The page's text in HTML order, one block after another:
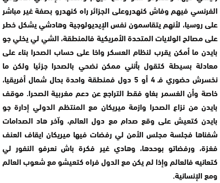
الفرنسي فيهم وفاش كنهدروعلى الجزائر راه كنهدرو بصفة غير مباشر
على روسيا، لأنهم يتقاسمون نفس الإيديولوجية وهادشي يشكل خطر
على مصالح الولايات المتحدة الأمريكية فالمنطقة، الشي لي يخلي جو
بايدن ما أمكن يقرب لنظام العسكر واخا على حساب الصحرا بناء على
معادلة بسيطة كتقول بأنني ممكن نضحي بالصحرا جزئيا ولكن ما
نخسرش حضوري فـ 4 أو 5 دول فمنطقة واحدة بحال شمال أفريقيا،
خاصة وأن الغسمر بغاو فقط التراجع عن دعم مغربية الصحرا. موقف
بايدن من نزاع الصحرا وازمة ميريكان مع المنتظم الدولي إدارة جو
بايدن كتعيش على وقع صدام مع دول العالم، وآخر هاد الصدامات
شفناها فجلسة مجلس الأمن لي رفضات فيها ميريكان ايقاف العنف
فغزة، ورفضاتو بوحدها، وهادي غير فكرة باش نعرفو النفور لي
كتعانيه فالعالم وإذا لم يكن مع الدول فراه كتعيشو مع شعوب العالم
ومع الإنسانية.